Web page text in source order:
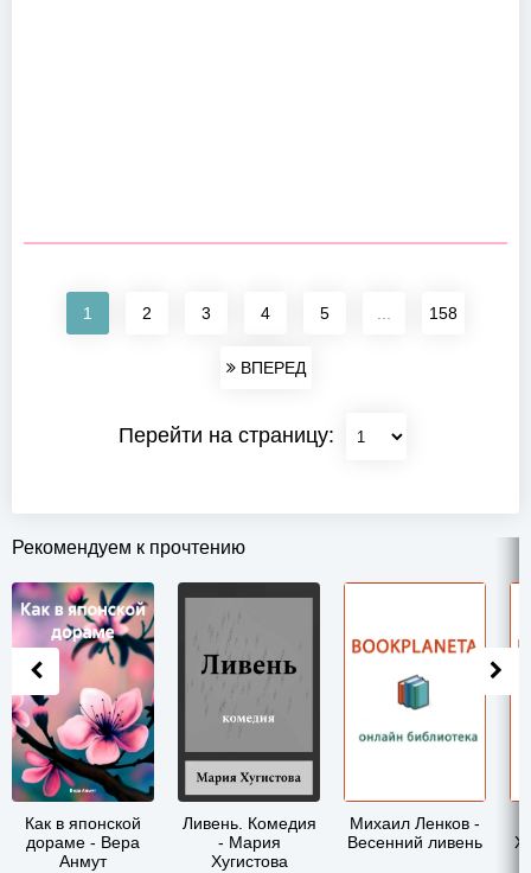
1 2 3 4 5 158
ВПЕРЕД
Перейти на страницу:
Рекомендуем к прочтению
Как в японской
дораме - Вера
Анмут
Ливень. Комедия
- Мария
Хугистова
Михаил Ленков -
Весенний ливень